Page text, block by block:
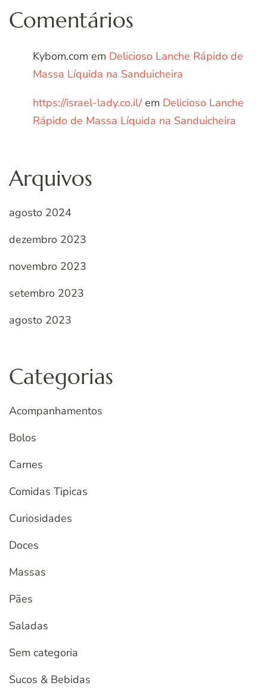
Comentários
Kybom.com em Delicioso Lanche Rápido de
Massa Líquida na Sanduicheira
https://israel-lady.co.il/em Delicioso Lanche
Rápido de Massa Líquida na Sanduicheira
Arquivos
agosto 2024
dezembro 2023
novembro 2023
setembro 2023
agosto 2023
Categorias
Acompanhamentos
Bolos
Carnes
Comidas Tipicas
Curiosidades
Doces
Massas
Pães
Saladas
Sem categoria
Sucos & Bebidas